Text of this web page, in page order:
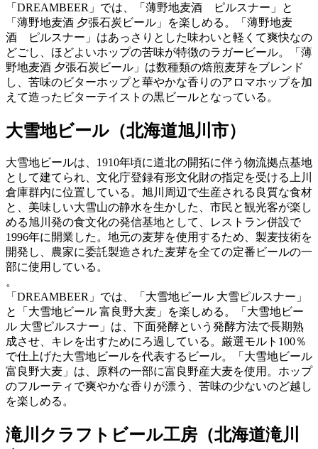
「DREAMBEER」では、「薄野地麦酒 ピルスナー」と
「薄野地麦酒 夕張石炭ビール」を楽しめる。「薄野地麦
酒 ピルスナー」はあっさりとした味わいと軽くて爽快なの
どごし、ほどよいホップの苦味が特徴のラガービール。「薄
野地麦酒 夕張石炭ビール」は数種類の焙煎麦芽をブレンド
し、苦味のビターホップと華やかな香りのアロマホップを加
えて造ったビターテイストの黒ビールとなっている。
大雪地ビール（北海道旭川市）
大雪地ビールは、1910年頃に道北の開拓に伴う物流拠点基地
として建てられ、文化庁登録有形文化財の指定を受ける上川
倉庫群内に位置している。旭川周辺で生産される良質な食材
と、美味しい大雪山の静水を生かした、市民と観光客が楽し
める旭川発の食文化の発信基地として、レストラン併設で
1996年に開業した。地元の麦芽を使用するため、製麦技術を
開発し、農家に委託製造された麦芽を全ての定番ビールの一
部に使用している。
。
「DREAMBEER」では、「大雪地ビール 大雪ピルスナー」
と「大雪地ビール 富良野大麦」を楽しめる。「大雪地ビー
ル 大雪ピルスナー」は、下面発酵という発酵方法で長期熟
成させ、キレを出すためにろ過している。厳選モルト100％
で仕上げた大雪地ビールを代表するビール。「大雪地ビール
富良野大麦」は、原料の一部に富良野産大麦を使用。ホップ
のフルーティで爽やかな香りが漂う、苦味の少ないのど越し
を楽しめる。
滝川クラフトビール工房（北海道滝川